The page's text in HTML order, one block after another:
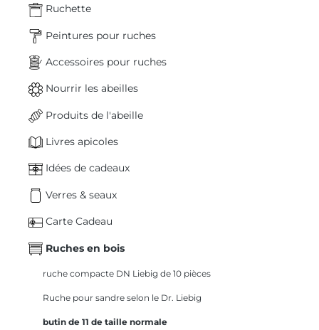
Ruchette
Peintures pour ruches
Accessoires pour ruches
Nourrir les abeilles
Produits de l'abeille
Livres apicoles
Idées de cadeaux
Verres & seaux
Carte Cadeau
Ruches en bois
ruche compacte DN Liebig de 10 pièces
Ruche pour sandre selon le Dr. Liebig
butin de 11 de taille normale